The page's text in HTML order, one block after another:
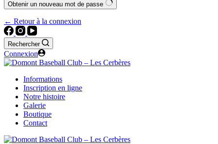
Obtenir un nouveau mot de passe
← Retour à la connexion
Rechercher
Connexion
Informations
Inscription en ligne
Notre histoire
Galerie
Boutique
Contact